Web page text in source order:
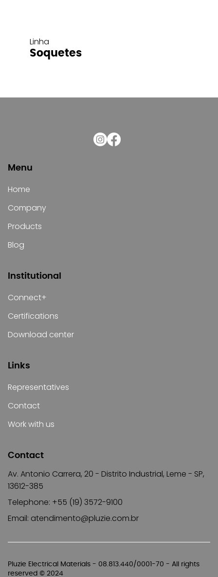
Linha
Soquetes
Pluzie Electrical Materials - 08.813.440/0001-70 - All rights
reserved © 2024
Menu
Home
Company
Products
Blog
Institutional
Connect+
Certifications
Download center
Links
Representatives
Contact
Work with us
Contact
Av. Antonio Carrera, 20 - Distrito Industrial, Leme - SP,
13612-385
Telephone: +55 (19) 3572-9100
Email: atendimento@pluzie.com.br